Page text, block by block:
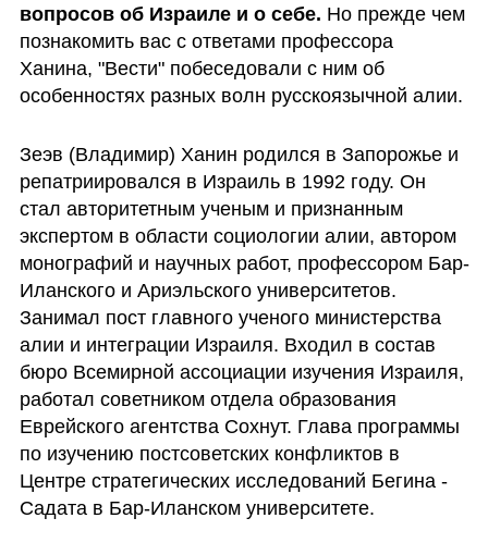
вопросов об Израиле и о себе. Но прежде чем
познакомить вас с ответами профессора
Ханина, "Вести" побеседовали с ним об
особенностях разных волн русскоязычной алии.
Зеэв (Владимир) Ханин родился в Запорожье и
репатриировался в Израиль в 1992 году. Он
стал авторитетным ученым и признанным
экспертом в области социологии алии, автором
монографий и научных работ, профессором Бар-
Иланского и Ариэльского университетов.
Занимал пост главного ученого министерства
алии и интеграции Израиля. Входил в состав
бюро Всемирной ассоциации изучения Израиля,
работал советником отдела образования
Еврейского агентства Сохнут. Глава программы
по изучению постсоветских конфликтов в
Центре стратегических исследований Бегина -
Садата в Бар-Иланском университете.